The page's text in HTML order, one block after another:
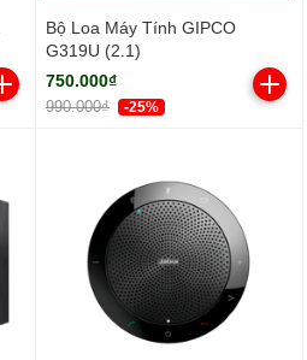
Bộ Loa Máy Tính GIPCO
G319U (2.1)
750.000₫
990.000₫ -25%